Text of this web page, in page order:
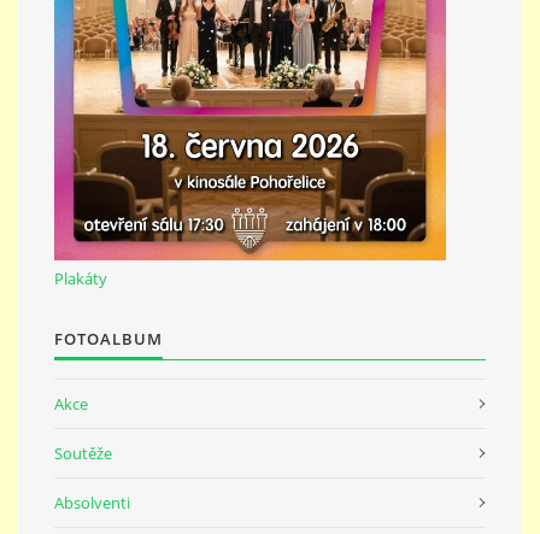
GDPR
ZUŠ Pohořelice
Školní 462
Pohořelice
691 23
Plakáty
FOTOALBUM
Akce
Soutěže
Absolventi